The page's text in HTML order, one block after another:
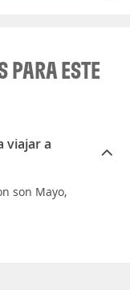
PARA ESTE
viajar a
son Mayo,